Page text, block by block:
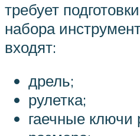
требует
набора
входят:
дрель;
рулетка;
гаечные ключи